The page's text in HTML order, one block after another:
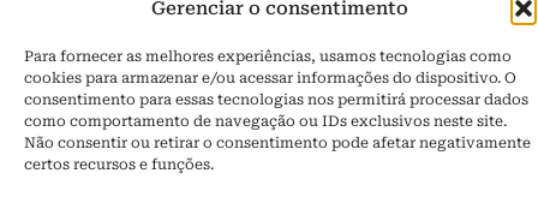
Gerenciar o consentimento
Para fornecer as melhores experiências, usamos tecnologias como
cookies para armazenar e/ou acessar informações do dispositivo. O
consentimento para essas tecnologias nos permitirá processar dados
como comportamento de navegação ou IDs exclusivos neste site.
Não consentir ou retirar o consentimento pode afetar negativamente
certos recursos e funções.